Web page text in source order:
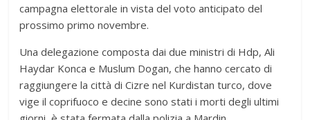
cam­pa­gna elet­to­rale in vista del voto anti­ci­pato del
pros­simo primo novembre.
Una dele­ga­zione com­po­sta dai due mini­stri di Hdp, Ali
Hay­dar Konca e Muslum Dogan, che hanno cer­cato di
rag­giun­gere la città di Cizre nel Kur­di­stan turco, dove
vige il copri­fuoco e decine sono stati i morti degli ultimi